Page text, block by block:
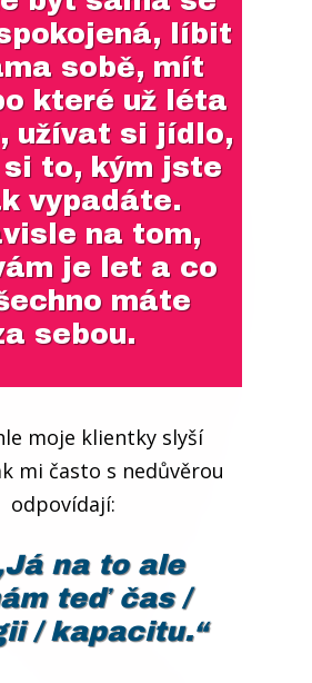
líbit
sobě, mít
které už léta
užívat si jídlo,
to, kým jste
vypadáte.
na tom,
je let a co
máte
sebou.
moje klientky slyší
mi často s nedůvěrou
odpovídají:
na to ale
teď čas /
/ kapacitu.“